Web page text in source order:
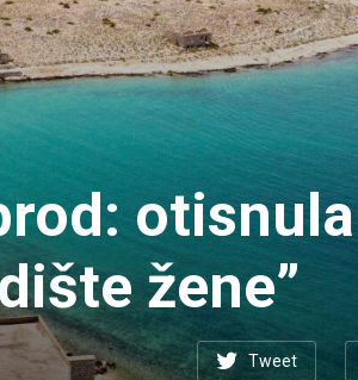
žene”
Tweet